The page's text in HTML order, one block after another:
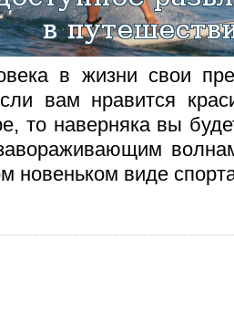
в жизни свои
вам нравится
то наверняка вы
новеньком виде